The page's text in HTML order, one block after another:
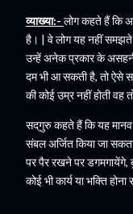
व्याख्या:- लोग कहते हैं कि
है। | वे लोग यह नहीं समझते
उन्हें अनेक प्रकार के
दम भी आ सकती है, तो ऐसे
की कोई उम्र नहीं होती वह
सद्‌गुरु कहते हैं कि यह मानव
संबल अर्जित किया जा
पर पैर रखने पर डगमगायेंगे,
कोई भी कार्य या भक्ति